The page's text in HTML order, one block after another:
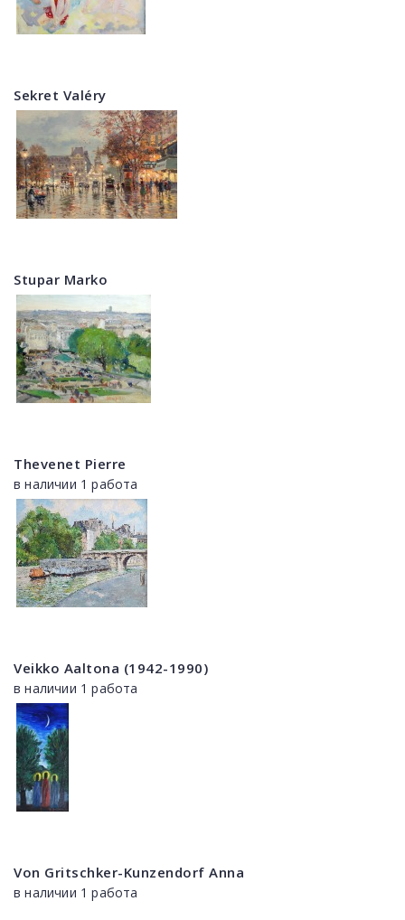
Sekret Valéry
Stupar Marko
Thevenet Pierre
в наличии 1 работа
Veikko Aaltona (1942-1990)
в наличии 1 работа
Von Gritschker-Kunzendorf Anna
в наличии 1 работа